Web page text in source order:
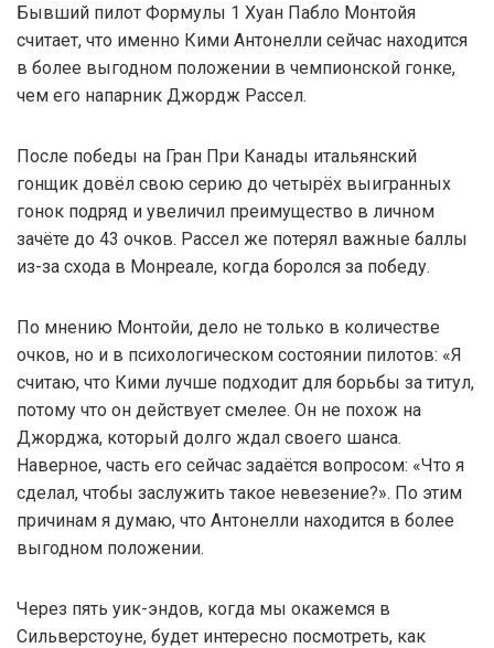
Бывший пилот Формулы 1 Хуан Пабло Монтойя
считает, что именно Кими Антонелли сейчас находится
в более выгодном положении в чемпионской гонке,
чем его напарник Джордж Рассел.
После победы на Гран При Канады итальянский
гонщик довёл свою серию до четырёх выигранных
гонок подряд и увеличил преимущество в личном
зачёте до 43 очков. Рассел же потерял важные баллы
из-за схода в Монреале, когда боролся за победу.
По мнению Монтойи, дело не только в количестве
очков, но и в психологическом состоянии пилотов: «Я
считаю, что Кими лучше подходит для борьбы за титул,
потому что он действует смелее. Он не похож на
Джорджа, который долго ждал своего шанса.
Наверное, часть его сейчас задаётся вопросом: «Что я
сделал, чтобы заслужить такое невезение?». По этим
причинам я думаю, что Антонелли находится в более
выгодном положении.
Через пять уик-эндов, когда мы окажемся в
Сильверстоуне, будет интересно посмотреть, как